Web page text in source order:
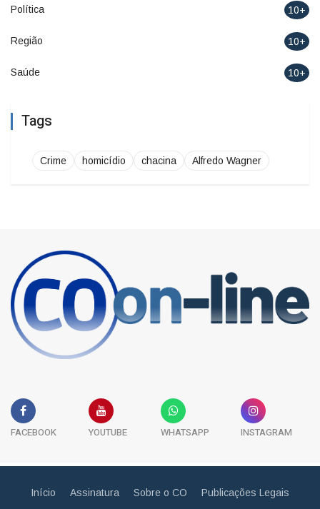
Política 10+
Região 10+
Saúde 10+
Tags
Crime homicídio chacina Alfredo Wagner
FACEBOOK YOUTUBE WHATSAPP INSTAGRAM
Início Assinatura Sobre o CO Publicações Legais